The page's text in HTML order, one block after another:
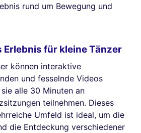
rund um Bewegung und
Erlebnis für kleine Tänzer
können interaktive
und fesselnde Videos
alle 30 Minuten an
teilnehmen. Dieses
Umfeld ist ideal, um die
die Entdeckung verschiedener